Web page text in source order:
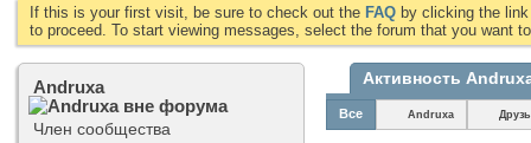
If this is your first visit, be sure to check out the FAQ by clicking the
to proceed. To start viewing messages, select the forum that you want
Andruxa
Член сообщества
Активность
Все Andruxa